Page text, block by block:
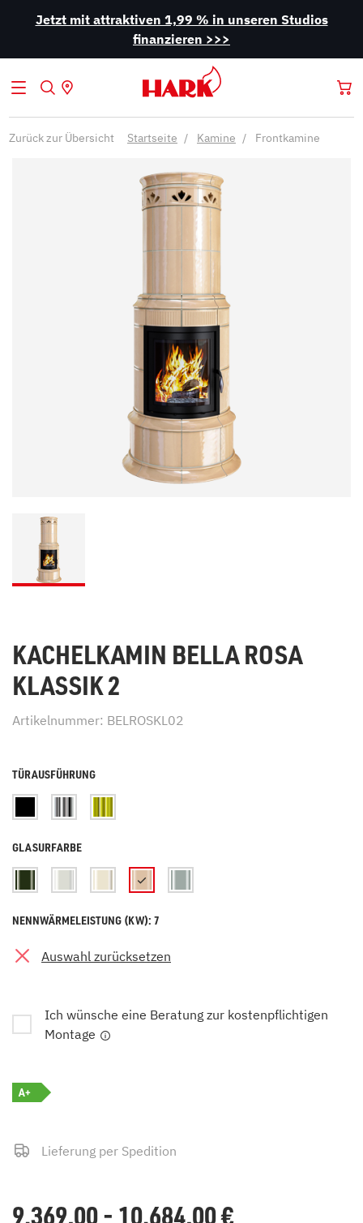
Jetzt mit attraktiven 1,99 % in unseren Studios
finanzieren >>>
Zurück zur Übersicht Startseite Kamine Frontkamine
KACHELKAMIN BELLA ROSA
KLASSIK 2
Artikelnummer: BELROSKL02
TÜRAUSFÜHRUNG
GLASURFARBE
NENNWÄRMELEISTUNG (KW): 7
Auswahl zurücksetzen
Ich wünsche eine Beratung zur kostenpflichtigen
Montage
A+
Lieferung per Spedition
9.369,00 - 10.684,00€